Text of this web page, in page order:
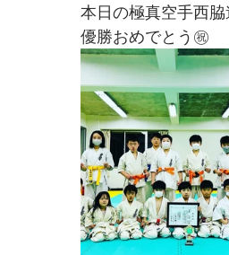
本日の極真空手西
優勝おめでとう㊗️